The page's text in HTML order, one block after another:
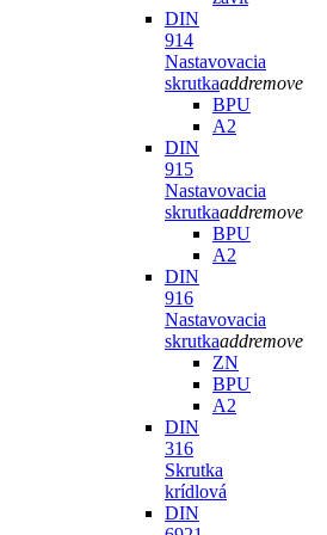
DIN
914
Nastavovacia
skrutkaaddremove
BPU
A2
DIN
915
Nastavovacia
skrutkaaddremove
BPU
A2
DIN
916
Nastavovacia
skrutkaaddremove
ZN
BPU
A2
DIN
316
Skrutka
krídlová
DIN